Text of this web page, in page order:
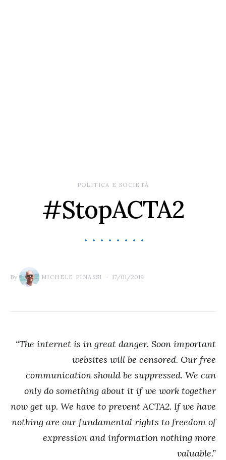
POLITICA E SOCIETÀ
#StopACTA2
By MICHELE PINASSI 17/01/2019
“The internet is in great danger. Soon important
websites will be censored. Our free
communication should be suppressed. We can
only do something about it if we work together
now get up. We have to prevent ACTA2. If we have
nothing are our fundamental rights to freedom of
expression and information nothing more
valuable.”